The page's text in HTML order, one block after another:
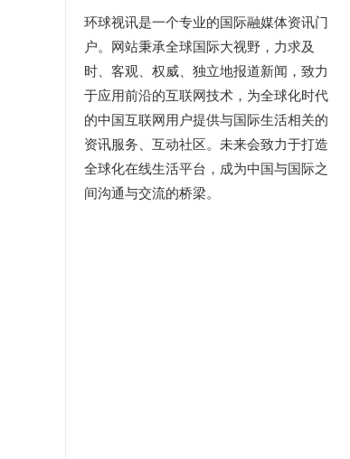
环球视讯是一个专业的国际融媒体资讯门
户。网站秉承全球国际大视野，力求及
时、客观、权威、独立地报道新闻，致力
于应用前沿的互联网技术，为全球化时代
的中国互联网用户提供与国际生活相关的
资讯服务、互动社区。未来会致力于打造
全球化在线生活平台，成为中国与国际之
间沟通与交流的桥梁。